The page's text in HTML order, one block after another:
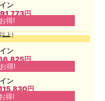
ン
91,773円
得!
上)
ン
円
得!
ン
円
得!